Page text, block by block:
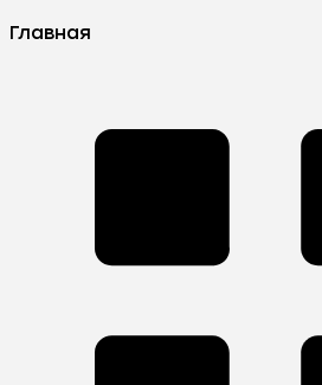
Главная